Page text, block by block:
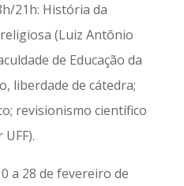
21h: História da
(Luiz Antônio
de Educação da
liberdade de cátedra;
revisionismo científico
a 28 de fevereiro de